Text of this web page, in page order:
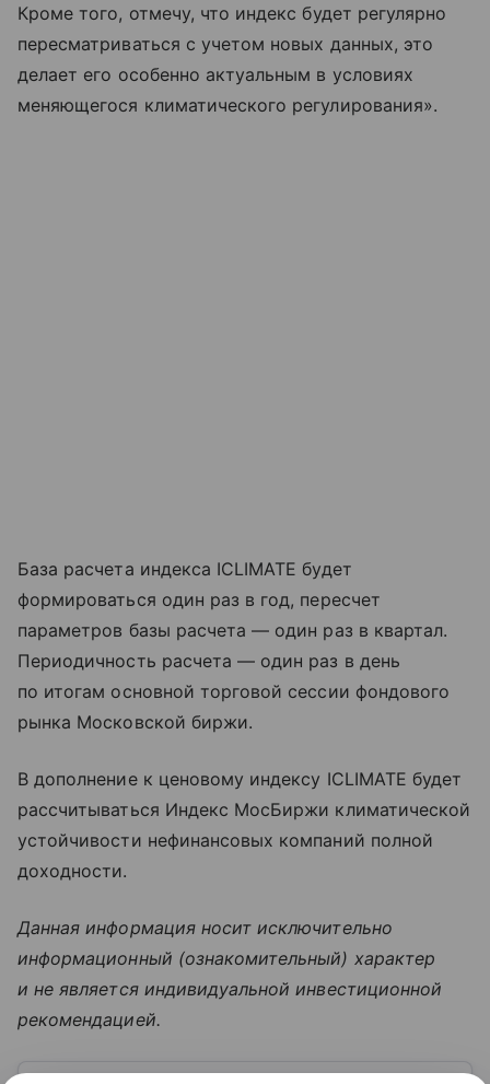
Кроме того, отмечу, что индекс будет регулярно
пересматриваться с учетом новых данных, это
делает его особенно актуальным в условиях
меняющегося климатического регулирования».
База расчета индекса ICLIMATE будет
формироваться один раз в год, пересчет
параметров базы расчета — один раз в квартал.
Периодичность расчета — один раз в день
по итогам основной торговой сессии фондового
рынка Московской биржи.
В дополнение к ценовому индексу ICLIMATE будет
рассчитываться Индекс МосБиржи климатической
устойчивости нефинансовых компаний полной
доходности.
Данная информация носит исключительно
информационный (ознакомительный) характер
и не является индивидуальной инвестиционной
рекомендацией.